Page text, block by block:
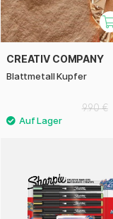
CREATIV COMPANY
Blattmetall Kupfer
9.90 €